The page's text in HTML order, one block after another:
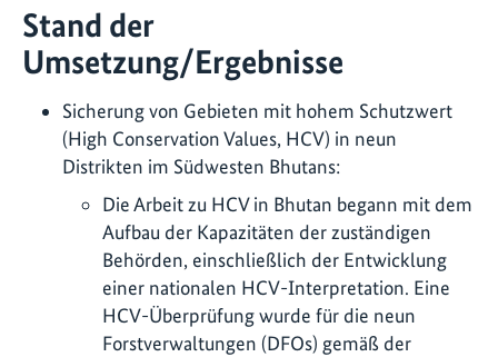
Stand der
Umsetzung/Ergebnisse
Sicherung von Gebieten mit hohem Schutzwert
(High Conservation Values, HCV) in neun
Distrikten im Südwesten Bhutans:
Die Arbeit zu HCV in Bhutan begann mit dem
Aufbau der Kapazitäten der zuständigen
Behörden, einschließlich der Entwicklung
einer nationalen HCV-Interpretation. Eine
HCV-Überprüfung wurde für die neun
Forstverwaltungen (DFOs) gemäß der